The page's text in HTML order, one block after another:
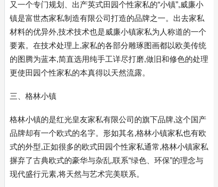
又一个专门规划、出产英式田园个性家私的“小镇”,威廉小
镇是富世杰家私制造有限公司打造的品牌之一。出去家私
材料的优异外,技术技术也是威廉小镇家私为人称道的一个
要素。在技术处理上,家私的各部分雕琢图画都以欧美传统
的图腾为蓝本,简直选用纯手工详尽打磨,做旧和修色的处理
更使田园个性家私的本真得以天然流露。
三、格林小镇
格林小镇的是红光皇友家私有限公司的旗下品牌,这个国产
品牌却有一个欧式的名字。形如其名,格林小镇家私也有欧
式的外型,正如很多的欧式田园个性家私通常,格林小镇家私
摒弃了古典欧式的豪华与杂乱,联系“绿色、环保”的理念与
现代盛行元素,将天然与艺术完美联系。